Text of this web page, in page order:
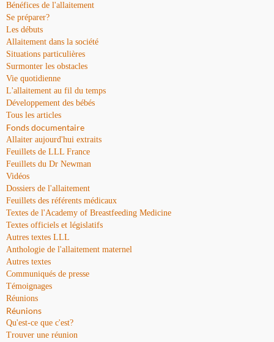
Bénéfices de l'allaitement
Se préparer?
Les débuts
Allaitement dans la société
Situations particulières
Surmonter les obstacles
Vie quotidienne
L'allaitement au fil du temps
Développement des bébés
Tous les articles
Fonds documentaire
Allaiter aujourd'hui extraits
Feuillets de LLL France
Feuillets du Dr Newman
Vidéos
Dossiers de l'allaitement
Feuillets des référents médicaux
Textes de l'Academy of Breastfeeding Medicine
Textes officiels et législatifs
Autres textes LLL
Anthologie de l'allaitement maternel
Autres textes
Communiqués de presse
Témoignages
Réunions
Réunions
Qu'est-ce que c'est?
Trouver une réunion